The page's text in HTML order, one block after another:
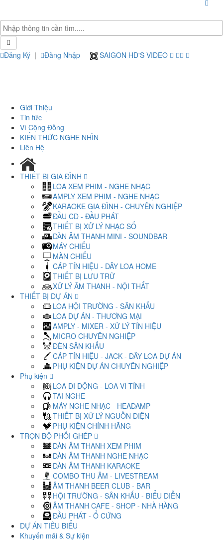
Đăng Ký | Đăng Nhập SAIGON HD'S VIDEO
Giới Thiệu
Tin tức
Vì Cộng Đồng
KIẾN THỨC NGHE NHÌN
Liên Hệ
THIẾT BỊ GIA ĐÌNH
LOA XEM PHIM - NGHE NHẠC
AMPLY XEM PHIM - NGHE NHẠC
KARAOKE GIA ĐÌNH - CHUYÊN NGHIỆP
ĐẦU CD - ĐẦU PHÁT
THIẾT BỊ XỬ LÝ NHẠC SỐ
DÀN ÂM THANH MINI - SOUNDBAR
MÁY CHIẾU
MÀN CHIẾU
CÁP TÍN HIỆU - DÂY LOA HOME
THIẾT BỊ LƯU TRỮ
XỬ LÝ ÂM THANH - NỘI THẤT
THIẾT BỊ DỰ ÁN
LOA HỘI TRƯỜNG - SÂN KHẤU
LOA DỰ ÁN - THƯƠNG MẠI
AMPLY - MIXER - XỬ LÝ TÍN HIỆU
MICRO CHUYÊN NGHIỆP
ĐÈN SÂN KHẤU
CÁP TÍN HIỆU - JACK - DÂY LOA DỰ ÁN
PHỤ KIỆN DỰ ÁN CHUYÊN NGHIỆP
Phụ kiện
LOA DI ĐỘNG - LOA VI TÍNH
TAI NGHE
MÁY NGHE NHẠC - HEADAMP
THIẾT BỊ XỬ LÝ NGUỒN ĐIỆN
PHỤ KIỆN CHÍNH HÃNG
TRỌN BỘ PHỐI GHÉP
DÀN ÂM THANH XEM PHIM
DÀN ÂM THANH NGHE NHẠC
DÀN ÂM THANH KARAOKE
COMBO THU ÂM - LIVESTREAM
ÂM THANH BEER CLUB - BAR
HỘI TRƯỜNG - SÂN KHẤU - BIỂU DIỄN
ÂM THANH CAFE - SHOP - NHÀ HÀNG
ĐẦU PHÁT - Ổ CỨNG
DỰ ÁN TIÊU BIỂU
Khuyến mãi & Sự kiện